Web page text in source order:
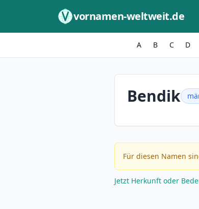
vornamen-weltweit.de
A B C D
Bendik
Für diesen Namen
Jetzt Herkunft oder